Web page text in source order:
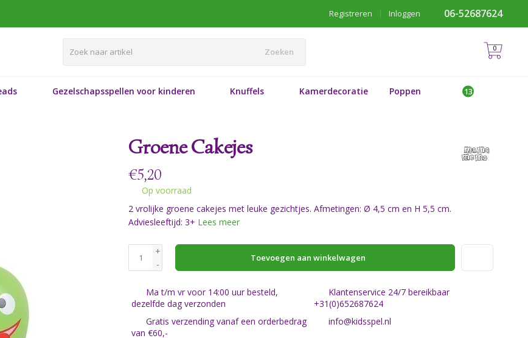
06-52687624
Inloggen
|
Registreren
Zoeken 0
Gezelschapsspellen voor kinderen Knuffels Kamerdecoratie Poppen
Groene Cakejes
€5,20
Op voorraad
2 vrolijke groene cakejes met leuke gezichtjes. Afmetingen: Ø 4,5 cm en H 5,5 cm.
Adviesleeftijd: 3+ Lees meer
+
-
Toevoegen aan winkelwagen
Ma t/m vr voor 14:00 uur besteld,
dezelfde dag verzonden
Klantenservice 24/7 bereikbaar
+31(0)652687624
Gratis verzending vanaf een orderbedrag
van €60,-
info@kidsspel.nl